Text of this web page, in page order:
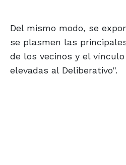
Del mismo modo, se
se plasmen las
de los vecinos y el
elevadas al Deliberativo".